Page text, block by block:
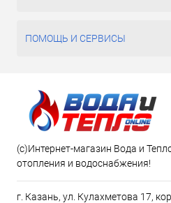
ПОМОЩЬ И СЕРВИСЫ
(c)Интернет-магазин Вода и
отопления и водоснабжения!
г. Казань, ул. Кулахметова 17,